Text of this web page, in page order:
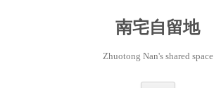
南宅自留地
Zhuotong Nan's shared space